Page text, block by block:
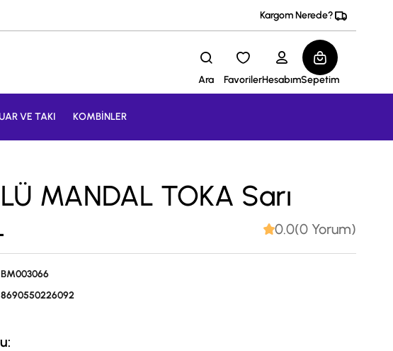
Kargom Nerede?
Ara FavorilerHesabımSepetim
VE TAKI KOMBİNLER
MANDAL TOKA Sarı
0.0(0 Yorum)
BM003066
8690550226092